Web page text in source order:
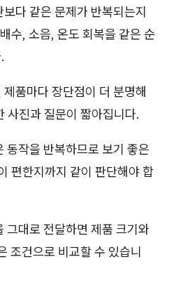
다 같은 문제가 반복되는지
수, 소음, 온도 회복을 같은 순
품마다 장단점이 더 분명해
사진과 질문이 짧아집니다.
동작을 반복하므로 보기 좋은
편한지까지 같이 판단해야 합
그대로 전달하면 제품 크기와
조건으로 비교할 수 있습니